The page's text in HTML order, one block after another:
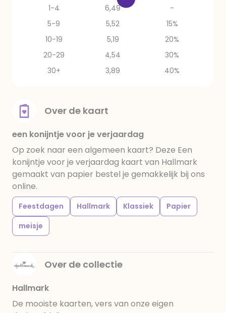
1-4
6,49
-
5-9
5,52
15%
10-19
5,19
20%
20-29
4,54
30%
30+
3,89 40%
Over de kaart
een konijntje voor je verjaardag
Op zoek naar een algemeen kaart? Deze Een
konijntje voor je verjaardag kaart van Hallmark
gemaakt van papier bestel je gemakkelijk bij ons
online.
Feestdagen Hallmark Klassiek
Papier
meisje
Over de collectie
Hallmark
De mooiste kaarten, vers van onze eigen